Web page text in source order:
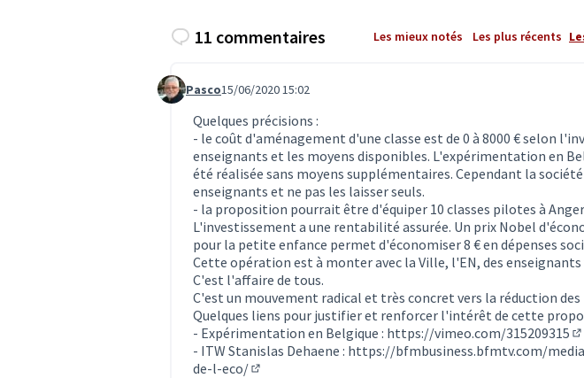
11 commentaires Les mieux notés Les plus récents
Commentaire 1977
Pasco15/06/2020 15:02
Quelques précisions :
- le coût d'aménagement d'une classe est de 0 à 8000 € selon
enseignants et les moyens disponibles. L'expérimentation en
été réalisée sans moyens supplémentaires. Cependant la
enseignants et ne pas les laisser seuls.
- la proposition pourrait être d'équiper 10 classes pilotes à
L'investissement a une rentabilité assurée. Un prix Nobel
pour la petite enfance permet d'économiser 8 € en dépenses
Cette opération est à monter avec la Ville, l'EN, des
C'est l'affaire de tous.
C'est un mouvement radical et très concret vers la réduction
Quelques liens pour justifier et renforcer l'intérêt de cette
- Expérimentation en Belgique : https://vimeo.com/315209315
- ITW Stanislas Dehaene : https://bfmbusiness.bfmtv.com/
de-l-eco/